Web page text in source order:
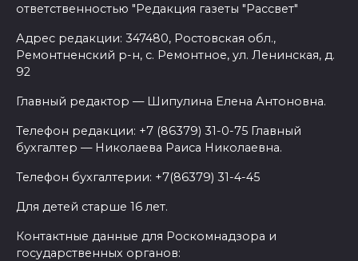
ответственностью "Редакция газеты "Рассвет"
Адрес редакции: 347480, Ростовская обл.,
Ремонтненский р-н, с. Ремонтное, ул. Ленинская, д.
92
Главный редактор — Шипулина Елена Антоновна.
Телефон редакции: +7 (86379) 31-0-75 Главный
бухгалтер — Николаева Раиса Николаевна.
Телефон бухгалтерии: +7(86379) 31-4-45
Для детей старше 16 лет.
Контактные данные для Роскомнадзора и
государственных органов: